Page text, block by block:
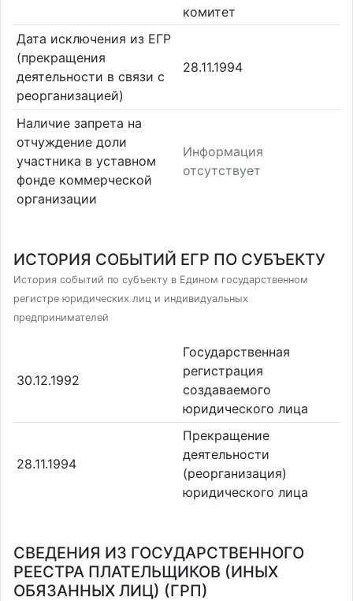
комитет
Дата исключения из ЕГР
(прекращения
деятельности в связи с
реорганизацией)
28.11.1994
Наличие запрета на
отчуждение доли
участника в уставном
фонде коммерческой
организации
Информация
отсутствует
ИСТОРИЯ СОБЫТИЙ ЕГР ПО СУБЪЕКТУ
История событий по субъекту в Едином государственном
регистре юридических лиц и индивидуальных
предпринимателей
30.12.1992
Государственная
регистрация
создаваемого
юридического лица
28.11.1994
Прекращение
деятельности
(реорганизация)
юридического лица
СВЕДЕНИЯ ИЗ ГОСУДАРСТВЕННОГО
РЕЕСТРА ПЛАТЕЛЬЩИКОВ (ИНЫХ
ОБЯЗАННЫХ ЛИЦ) (ГРП)